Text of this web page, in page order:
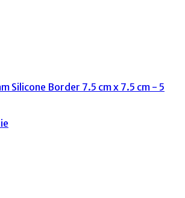
Silicone Border 7.5 cm x 7.5 cm - 5